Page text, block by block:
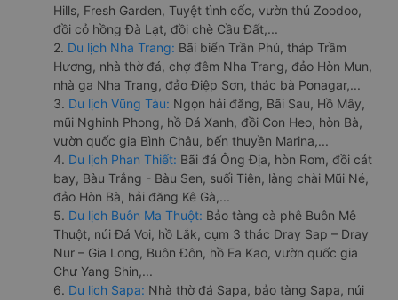
Hills, Fresh Garden, Tuyệt tình cốc, vườn thú Zoodoo,
đồi cỏ hồng Đà Lạt, đồi chè Cầu Đất,...
2. Du lịch Nha Trang: Bãi biển Trần Phú, tháp Trầm
Hương, nhà thờ đá, chợ đêm Nha Trang, đảo Hòn Mun,
nhà ga Nha Trang, đảo Điệp Sơn, thác bà Ponagar,...
3. Du lịch Vũng Tàu: Ngọn hải đăng, Bãi Sau, Hồ Mây,
mũi Nghinh Phong, hồ Đá Xanh, đồi Con Heo, hòn Bà,
vườn quốc gia Bình Châu, bến thuyền Marina,...
4. Du lịch Phan Thiết: Bãi đá Ông Địa, hòn Rơm, đồi cát
bay, Bàu Trắng - Bàu Sen, suối Tiên, làng chài Mũi Né,
đảo Hòn Bà, hải đăng Kê Gà,...
5. Du lịch Buôn Ma Thuột: Bảo tàng cà phê Buôn Mê
Thuột, núi Đá Voi, hồ Lắk, cụm 3 thác Dray Sap – Dray
Nur – Gia Long, Buôn Đôn, hồ Ea Kao, vườn quốc gia
Chư Yang Shin,...
6. Du lịch Sapa: Nhà thờ đá Sapa, bảo tàng Sapa, núi